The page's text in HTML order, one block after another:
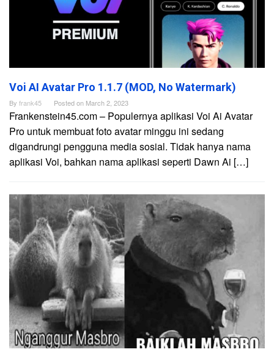
Voi AI Avatar Pro 1.1.7 (MOD, No Watermark)
By frank45 Posted on March 2, 2023
Frankenstein45.com – Populernya aplikasi Voi Ai Avatar
Pro untuk membuat foto avatar minggu ini sedang
digandrungi pengguna media sosial. Tidak hanya nama
aplikasi Voi, bahkan nama aplikasi seperti Dawn Ai […]